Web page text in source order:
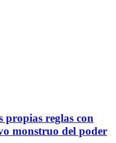
propias reglas con
monstruo del poder